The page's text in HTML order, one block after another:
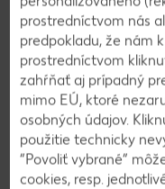
prostredníctvom nás
predpokladu, že nám
prostredníctvom
zahŕňať aj prípadný
mimo EÚ, ktoré
osobných údajov.
použitie technicky
“Povoliť vybrané”
cookies, resp.